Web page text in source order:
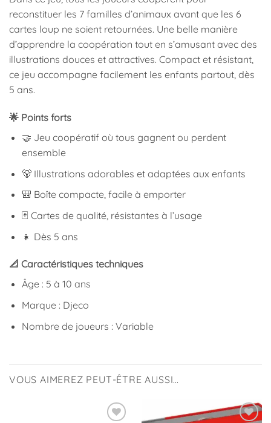
reconstituer les 7 familles d’animaux avant que les 6
cartes loup ne soient retournées. Une belle manière
d’apprendre la coopération tout en s’amusant avec des
illustrations douces et attractives. Compact et résistant,
ce jeu accompagne facilement les enfants partout, dès
5 ans.
🌟 Points forts
🤝 Jeu coopératif où tous gagnent ou perdent
ensemble
🐻 Illustrations adorables et adaptées aux enfants
🎒 Boîte compacte, facile à emporter
🃏 Cartes de qualité, résistantes à l’usage
👧 Dès 5 ans
📐 Caractéristiques techniques
Âge : 5 à 10 ans
Marque : Djeco
Nombre de joueurs : Variable
VOUS AIMEREZ PEUT-ÊTRE AUSSI…